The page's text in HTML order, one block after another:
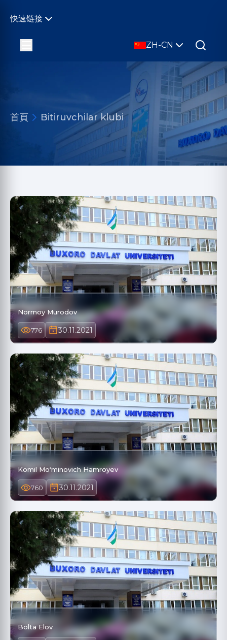
快速链接
ZH-CN
首頁 Bitiruvchilar klubi
Normoy Murodov
776 30.11.2021
Komil Moʻminovich Hamroyev
760 30.11.2021
Bolta Elov